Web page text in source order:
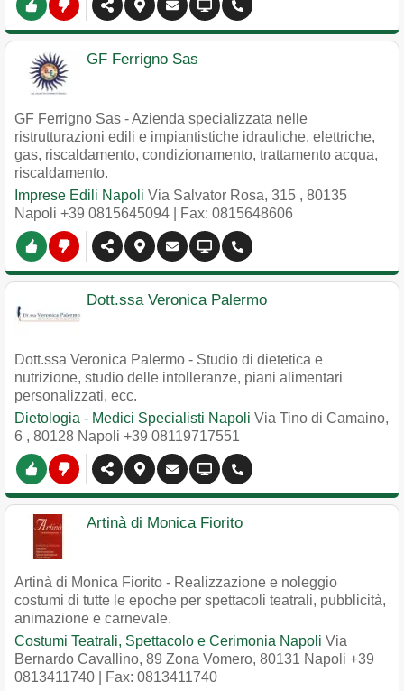
GF Ferrigno Sas
GF Ferrigno Sas - Azienda specializzata nelle
ristrutturazioni edili e impiantistiche idrauliche, elettriche,
gas, riscaldamento, condizionamento, trattamento acqua,
riscaldamento.
Imprese Edili Napoli Via Salvator Rosa, 315 , 80135
Napoli +39 0815645094 | Fax: 0815648606
Dott.ssa Veronica Palermo
Dott.ssa Veronica Palermo - Studio di dietetica e
nutrizione, studio delle intolleranze, piani alimentari
personalizzati, ecc.
Dietologia - Medici Specialisti Napoli Via Tino di Camaino,
6 , 80128 Napoli +39 08119717551
Artinà di Monica Fiorito
Artinà di Monica Fiorito - Realizzazione e noleggio
costumi di tutte le epoche per spettacoli teatrali, pubblicità,
animazione e carnevale.
Costumi Teatrali, Spettacolo e Cerimonia Napoli Via
Bernardo Cavallino, 89 Zona Vomero, 80131 Napoli +39
0813411740 | Fax: 0813411740